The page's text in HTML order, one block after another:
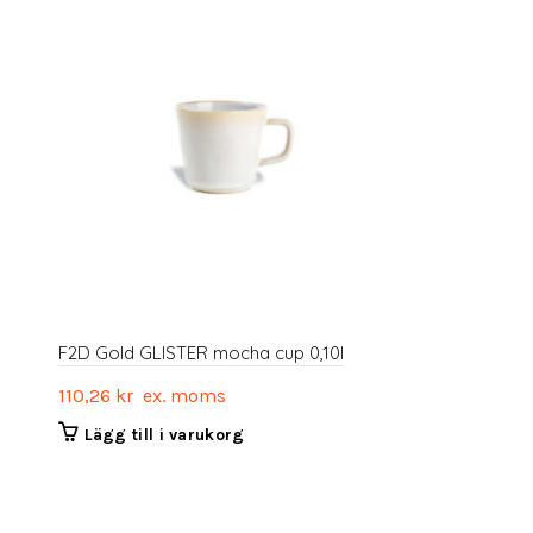
F2D Gold GLISTER mocha cup 0,10l
110,26 krex. moms
Lägg till i varukorg